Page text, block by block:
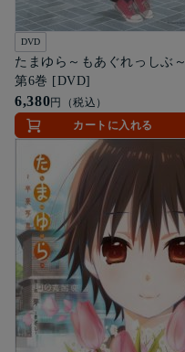
DVD
たまゆら～もあぐれっしぶ～
第6巻 [DVD]
6,380円（税込）
カートに入れる